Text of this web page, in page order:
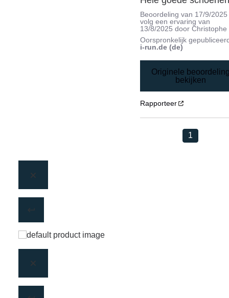
Beoordeling van 17/9/2025
volg een ervaring van
13/8/2025 doorChristophe
Oorspronkelijk
i-run.de (de)
Originele
bekijken
Rapporteer
1